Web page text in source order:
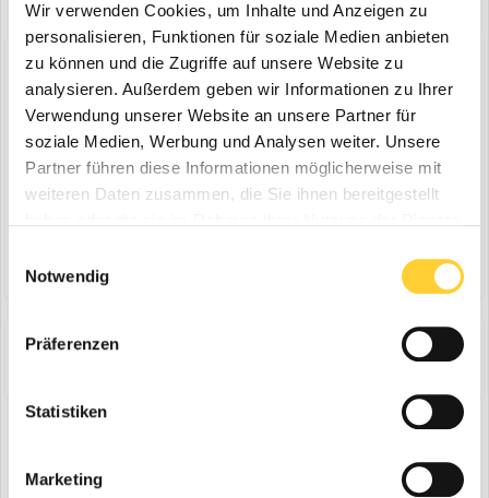
Wir verwenden Cookies, um Inhalte und Anzeigen zu
personalisieren, Funktionen für soziale Medien anbieten
zu können und die Zugriffe auf unsere Website zu
analysieren. Außerdem geben wir Informationen zu Ihrer
Verwendung unserer Website an unsere Partner für
soziale Medien, Werbung und Analysen weiter. Unsere
Partner führen diese Informationen möglicherweise mit
weiteren Daten zusammen, die Sie ihnen bereitgestellt
Notwendig
Präferenzen
Statistiken
Marketing
Diskutiere mit!
Du kannst jetzt antworten und Dich später anmelden. Wenn du
bereits einen Account hast kannst du dich hier anmelden .
Note:Your post will require moderator approval before it will be